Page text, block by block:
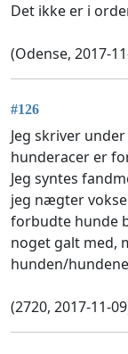
Det ikke er i
(Odense, 2017-
#126
Jeg skriver
hunderacer er
Jeg syntes
jeg nægter
forbudte hunde
noget galt med,
hunden/hundene
(2720, 2017-11-